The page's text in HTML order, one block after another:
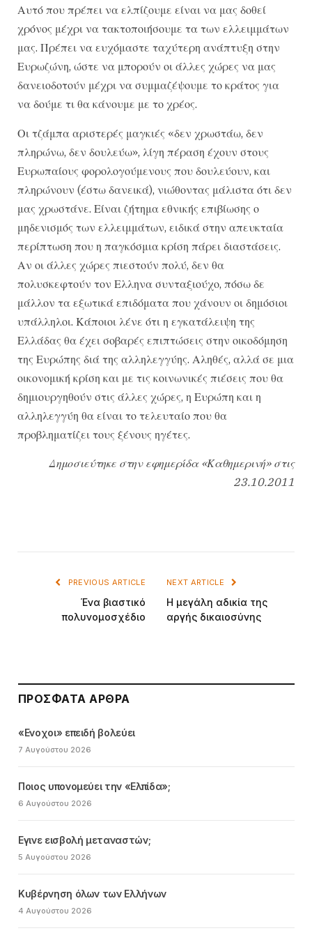
Αυτό που πρέπει να ελπίζουμε είναι να μας δοθεί
χρόνος μέχρι να τακτοποιήσουμε τα των ελλειμμάτων
μας. Πρέπει να ευχόμαστε ταχύτερη ανάπτυξη στην
Ευρωζώνη, ώστε να μπορούν οι άλλες χώρες να μας
δανειοδοτούν μέχρι να συμμαζέψουμε το κράτος για
να δούμε τι θα κάνουμε με το χρέος.
Οι τζάμπα αριστερές μαγκιές «δεν χρωστάω, δεν
πληρώνω, δεν δουλεύω», λίγη πέραση έχουν στους
Ευρωπαίους φορολογούμενους που δουλεύουν, και
πληρώνουν (έστω δανεικά), νιώθοντας μάλιστα ότι δεν
μας χρωστάνε. Είναι ζήτημα εθνικής επιβίωσης ο
μηδενισμός των ελλειμμάτων, ειδικά στην απευκταία
περίπτωση που η παγκόσμια κρίση πάρει διαστάσεις.
Αν οι άλλες χώρες πιεστούν πολύ, δεν θα
πολυσκεφτούν τον Ελληνα συνταξιούχο, πόσω δε
μάλλον τα εξωτικά επιδόματα που χάνουν οι δημόσιοι
υπάλληλοι. Κάποιοι λένε ότι η εγκατάλειψη της
Ελλάδας θα έχει σοβαρές επιπτώσεις στην οικοδόμηση
της Ευρώπης διά της αλληλεγγύης. Αληθές, αλλά σε μια
οικονομική κρίση και με τις κοινωνικές πιέσεις που θα
δημιουργηθούν στις άλλες χώρες, η Ευρώπη και η
αλληλεγγύη θα είναι το τελευταίο που θα
προβληματίζει τους ξένους ηγέτες.
Δημοσιεύτηκε στην εφημερίδα «Καθημερινή» στις
23.10.2011
PREVIOUS ARTICLE
Ένα βιαστικό
πολυνομοσχέδιο
NEXT ARTICLE
Η μεγάλη αδικία της
αργής δικαιοσύνης
ΠΡΌΣΦΑΤΑ ΆΡΘΡΑ
«Ενοχοι» επειδή βολεύει
7 Αυγούστου 2026
Ποιος υπονομεύει την «Ελπίδα»;
6 Αυγούστου 2026
Εγινε εισβολή μεταναστών;
5 Αυγούστου 2026
Κυβέρνηση όλων των Ελλήνων
4 Αυγούστου 2026